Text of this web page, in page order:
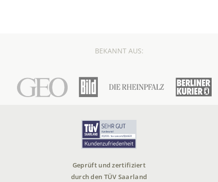
BEKANNT AUS:
Geprüft und zertifiziert
durch den TÜV Saarland